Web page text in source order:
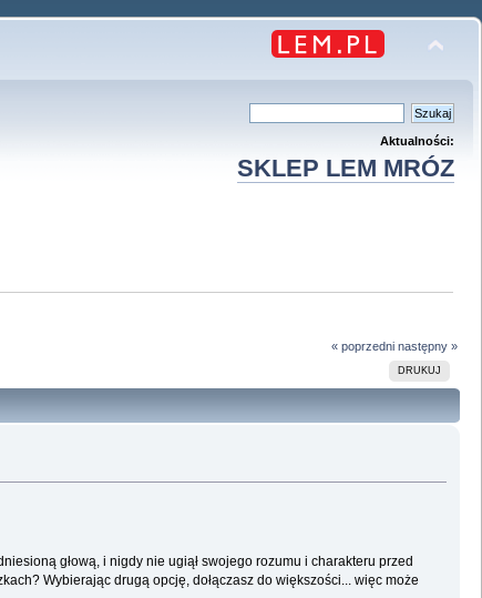
Aktualności:
SKLEP LEM MRÓZ
« poprzedni następny »
DRUKUJ
głową, i nigdy nie ugiął swojego rozumu i charakteru przed
Wybierając drugą opcję, dołączasz do większości... więc może